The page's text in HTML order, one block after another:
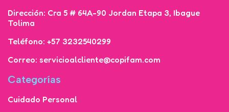
Dirección: Cra 5 # 64A-90 Jordan Etapa 3, Ibague
Tolima
Teléfono: +57 3232540299
Correo: servicioalcliente@copifam.com
Categorías
Cuidado Personal